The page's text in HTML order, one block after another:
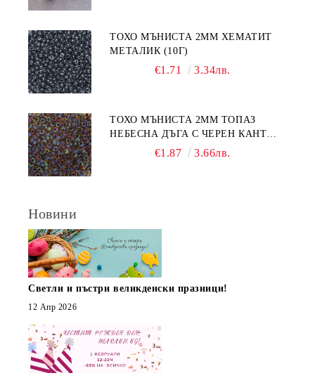
ТОХО МЪНИСТА 2ММ ХЕМАТИТ
МЕТАЛИК (10Г)
€1.71 3.34лв.
ТОХО МЪНИСТА 2ММ ТОПАЗ
НЕБЕСНА ДЪГА С ЧЕРЕН КАНТ
€1.87 3.66лв.
Новини
Светли и пъстри великденски празници!
12 Апр 2026